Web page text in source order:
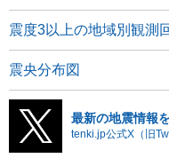
震度3以上の地域別観測
震央分布図
最新の地震情報
tenki.jp公式X（旧